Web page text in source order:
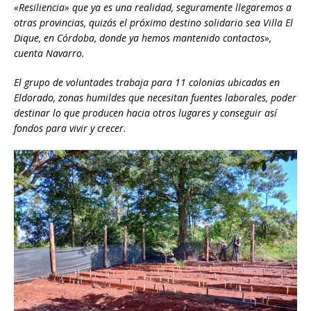
«Resiliencia» que ya es una realidad, seguramente llegaremos a
otras provincias, quizás el próximo destino solidario sea Villa El
Dique, en Córdoba, donde ya hemos mantenido contactos»,
cuenta Navarro.
El grupo de voluntades trabaja para 11 colonias ubicadas en
Eldorado, zonas humildes que necesitan fuentes laborales, poder
destinar lo que producen hacia otros lugares y conseguir así
fondos para vivir y crecer.